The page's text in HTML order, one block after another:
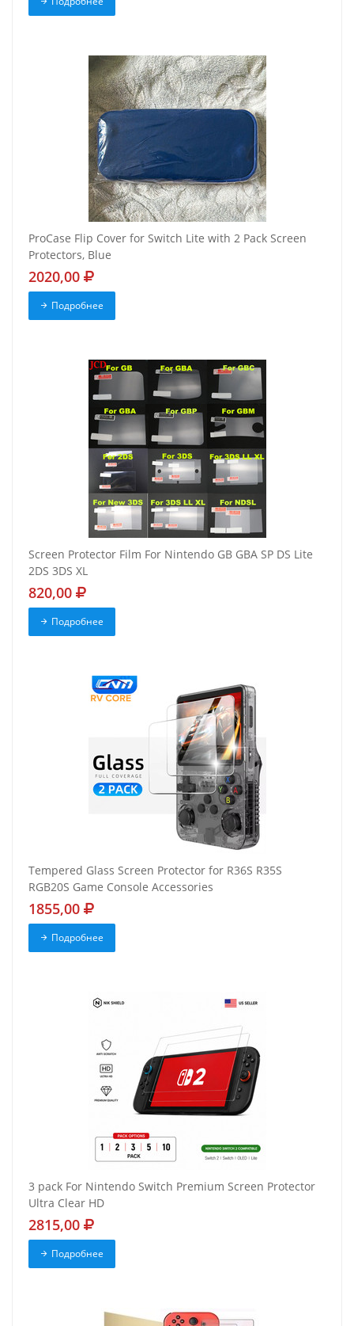
ProCase Flip Cover for Switch Lite with 2 Pack Screen
Protectors, Blue
2020,00
Подробнее
Screen Protector Film For Nintendo GB GBA SP DS Lite
2DS 3DS XL
820,00
Подробнее
Tempered Glass Screen Protector for R36S R35S
RGB20S Game Console Accessories
1855,00
Подробнее
3 pack For Nintendo Switch Premium Screen Protector
Ultra Clear HD
2815,00
Подробнее